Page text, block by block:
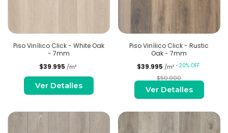
Piso Vinílico Click - White Oak
- 7mm
$39.995 /m²
Ver Detalles
Piso Vinílico Click - Rustic
Oak - 7mm
$39.995 /m² -20% OFF
$50.000
Ver Detalles